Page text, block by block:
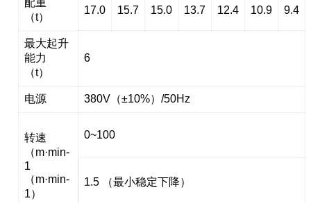
配重
（t）
17.0 15.7 15.0 13.7 12.4 10.9 9.4
最大起升
能力
（t）
6
电源 380V（±10%）/50Hz
转速
（m·min-
1
（m·min-
1）
0~100
1.5 （最小稳定下降）